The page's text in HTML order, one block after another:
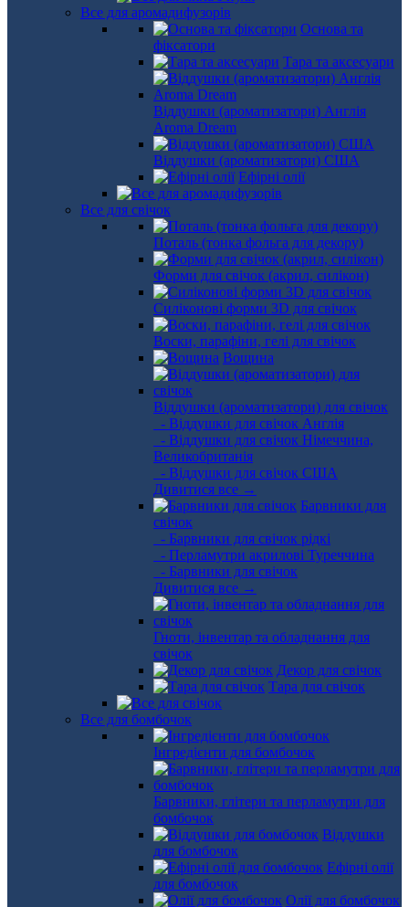
Все для аромадифузорів
Основа та
фіксатори
Тара та аксесуари
Віддушки (ароматизатори) Англія
Aroma Dream
Віддушки (ароматизатори) США
Ефірні олії
Все для свічок
Поталь (тонка фольга для декору)
Форми для свічок (акрил, силікон)
Силіконові форми 3D для свічок
Воски, парафіни, гелі для свічок
Вощина
Віддушки (ароматизатори) для свічок
- Віддушки для свічок Англія
- Віддушки для свічок Німеччина,
Великобританія
- Віддушки для свічок США
Дивитися все →
Барвники для
свічок
- Барвники для свічок рідкі
- Перламутри акрилові Туреччина
- Барвники для свічок
Дивитися все →
Гноти, інвентар та обладнання для
свічок
Декор для свічок
Тара для свічок
Все для бомбочок
Інгредієнти для бомбочок
Барвники, глітери та перламутри для
бомбочок
Віддушки
для бомбочок
Ефірні олії
для бомбочок
Олії для бомбочок